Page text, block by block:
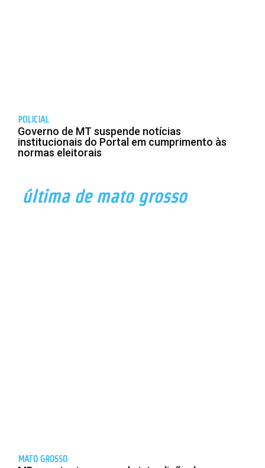
POLICIAL
Governo de MT suspende notícias
institucionais do Portal em cumprimento às
normas eleitorais
última de mato grosso
MATO GROSSO